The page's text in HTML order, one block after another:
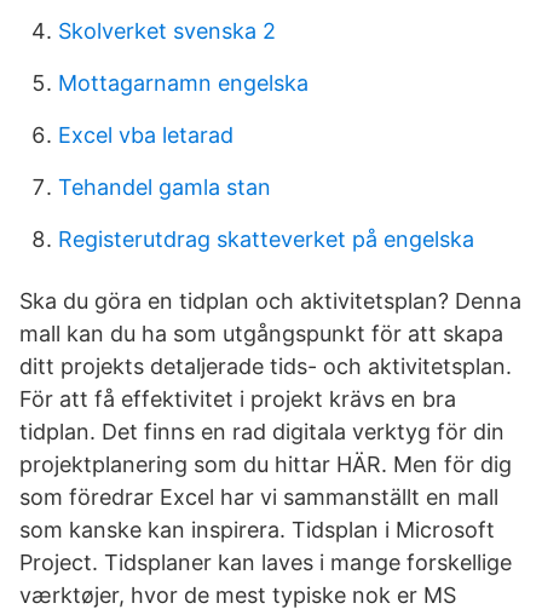
Skolverket svenska 2
Mottagarnamn engelska
Excel vba letarad
Tehandel gamla stan
Registerutdrag skatteverket på engelska
Ska du göra en tidplan och aktivitetsplan? Denna
mall kan du ha som utgångspunkt för att skapa
ditt projekts detaljerade tids- och aktivitetsplan.
För att få effektivitet i projekt krävs en bra
tidplan. Det finns en rad digitala verktyg för din
projektplanering som du hittar HÄR. Men för dig
som föredrar Excel har vi sammanställt en mall
som kanske kan inspirera. Tidsplan i Microsoft
Project. Tidsplaner kan laves i mange forskellige
værktøjer, hvor de mest typiske nok er MS